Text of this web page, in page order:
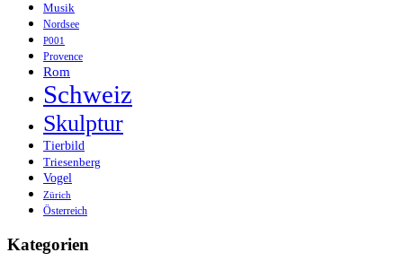
Musik
Nordsee
P001
Provence
Rom
Schweiz
Skulptur
Tierbild
Triesenberg
Vogel
Zürich
Österreich
Kategorien